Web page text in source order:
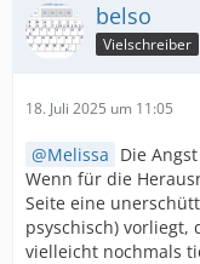
belso
Vielschreiber
18. Juli 2025 um 11:05
Melissa Die
Wenn für die
Seite eine
psyschisch) vorliegt,
vielleicht nochmals